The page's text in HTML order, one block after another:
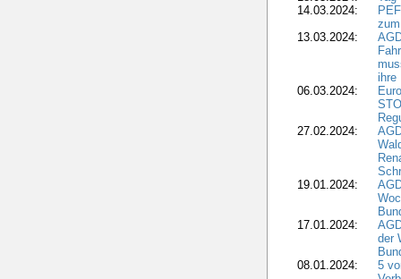
14.03.2024:
13.03.2024:
ihre
06.03.2024:
27.02.2024:
19.01.2024:
17.01.2024:
der
08.01.2024:
5